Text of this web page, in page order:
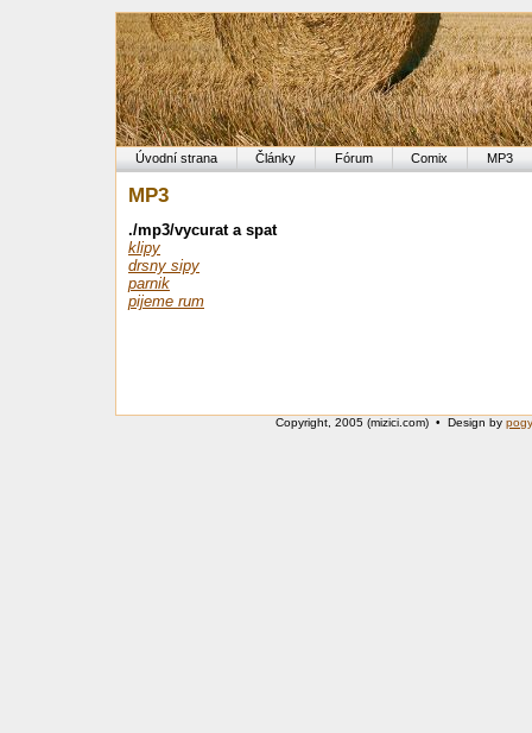
Úvodní strana Články Fórum Comix MP3
MP3
./mp3/vycurat a spat
klipy
drsny sipy
parnik
pijeme rum
Copyright, 2005 (mizici.com) • Design by